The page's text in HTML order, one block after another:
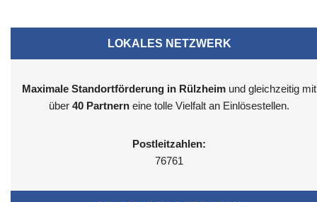
LOKALES NETZWERK
Maximale Standortförderung in Rülzheim und gleichzeitig mit
über 40 Partnern eine tolle Vielfalt an Einlösestellen.
Postleitzahlen:
76761